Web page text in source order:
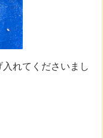
れてくださいまし